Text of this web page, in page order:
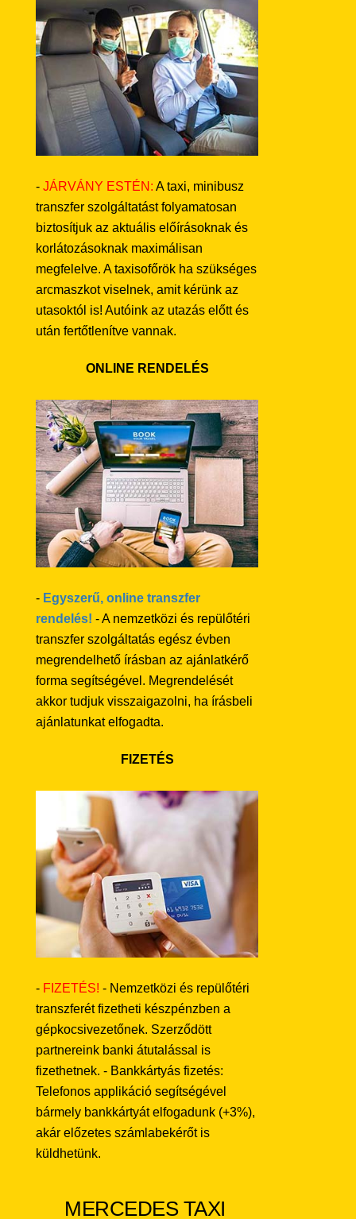
- JÁRVÁNY ESTÉN: A taxi, minibusz
transzfer szolgáltatást folyamatosan
biztosítjuk az aktuális előírásoknak és
korlátozásoknak maximálisan
megfelelve. A taxisofőrök ha szükséges
arcmaszkot viselnek, amit kérünk az
utasoktól is! Autóink az utazás előtt és
után fertőtlenítve vannak.
ONLINE RENDELÉS
- Egyszerű, online transzfer
rendelés! - A nemzetközi és repülőtéri
transzfer szolgáltatás egész évben
megrendelhető írásban az ajánlatkérő
forma segítségével. Megrendelését
akkor tudjuk visszaigazolni, ha írásbeli
ajánlatunkat elfogadta.
FIZETÉS
- FIZETÉS! - Nemzetközi és repülőtéri
transzferét fizetheti készpénzben a
gépkocsivezetőnek. Szerződött
partnereink banki átutalással is
fizethetnek. - Bankkártyás fizetés:
Telefonos applikáció segítségével
bármely bankkártyát elfogadunk (+3%),
akár előzetes számlabekérőt is
küldhetünk.
MERCEDES TAXI